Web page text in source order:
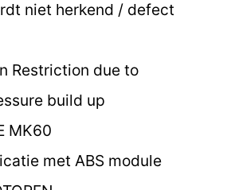
niet herkend / defect
Restriction due to
build up
MK60
met ABS module